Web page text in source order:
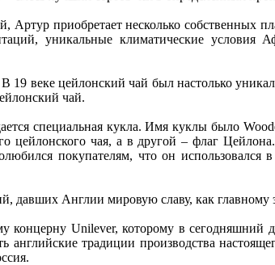
Артур приобретает несколько
уникальные климатические условия
веке цейлонский чай был настолько
чай.
специальная кукла. Имя куклы было
цейлонского чая, а в другой – флаг
покупателям, что он использовался
Англии мировую славу, как главному
концерну Unilever, которому в
английские традиции производства